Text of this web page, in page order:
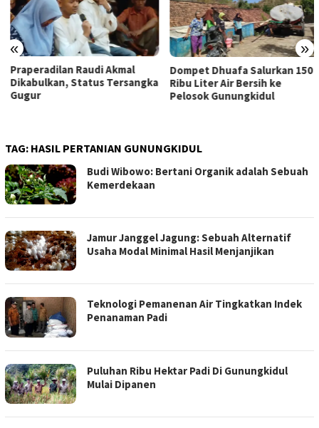
« »
Praperadilan Raudi Akmal
Dikabulkan, Status Tersangka
Gugur
Dompet Dhuafa Salurkan 150
Ribu Liter Air Bersih ke
Pelosok Gunungkidul
TAG: HASIL PERTANIAN GUNUNGKIDUL
Budi Wibowo: Bertani Organik adalah Sebuah
Kemerdekaan
Jamur Janggel Jagung: Sebuah Alternatif
Usaha Modal Minimal Hasil Menjanjikan
Teknologi Pemanenan Air Tingkatkan Indek
Penanaman Padi
Puluhan Ribu Hektar Padi Di Gunungkidul
Mulai Dipanen